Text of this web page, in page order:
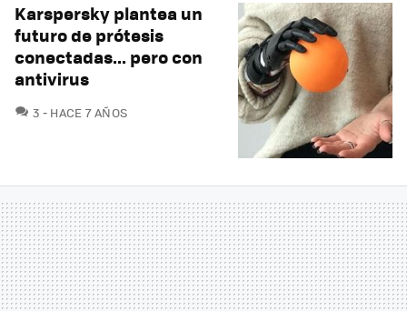
Karspersky plantea un
futuro de prótesis
conectadas... pero con
antivirus
3 COMENTARIOS
HACE 7 AÑOS